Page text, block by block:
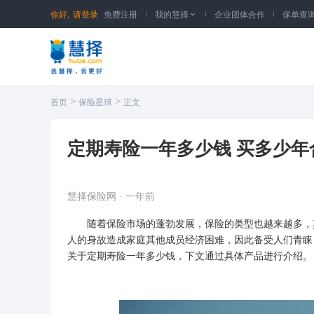
你好, 请登录 免费注册 我的慧择  企业团体合作 保单查
首页 > 保险星球 > 正文
定期寿险一年多少钱 买多少年
慧择保险网 · 一年前
随着保险市场的蓬勃发展，保险的类型也越来越多，
人的身故造成家庭其他成员经济困难，因此备受人们青
关于定期寿险一年多少钱，下文通过具体产品进行介绍。